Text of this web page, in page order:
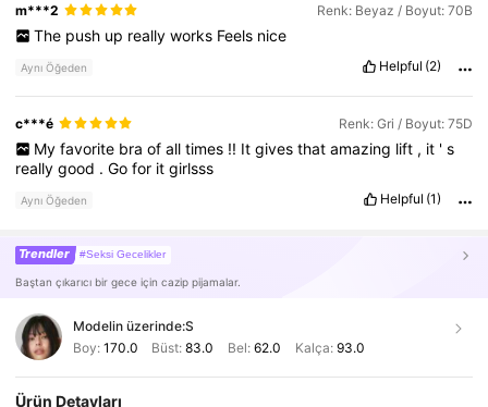
m***2 Renk: Beyaz / Boyut: 70B
The push up really works Feels nice
Aynı Öğeden Helpful (2)
c***é Renk: Gri / Boyut: 75D
My favorite bra of all times !! It gives that amazing lift , it ' s
reallygood .Gofor itgirlsss
Aynı Öğeden Helpful (1)
Trendler #Seksi Gecelikler
Baştan çıkarıcı bir gece için cazip pijamalar.
Modelin üzerinde:S
Boy: 170.0 Büst:83.0 Bel: 62.0 Kalça: 93.0
Ürün Detayları